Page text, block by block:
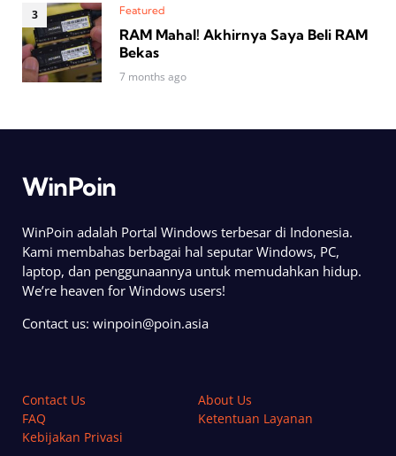
Featured
RAM Mahal! Akhirnya Saya Beli RAM
Bekas
7 months ago
WinPoin
WinPoin adalah Portal Windows terbesar di Indonesia.
Kami membahas berbagai hal seputar Windows, PC,
laptop, dan penggunaannya untuk memudahkan hidup.
We’re heaven for Windows users!
Contact us: winpoin@poin.asia
Contact Us
About Us
FAQ
Ketentuan Layanan
Kebijakan Privasi